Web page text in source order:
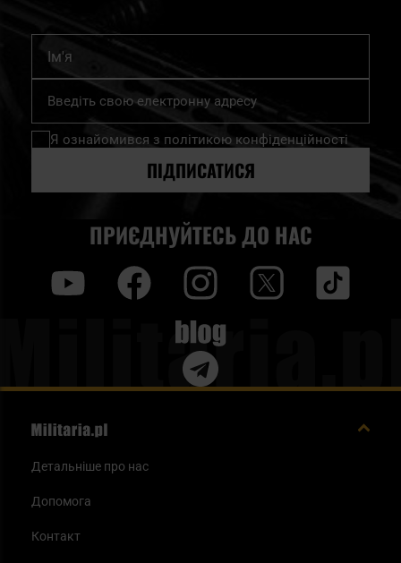
Підпишіться
нашу
розсилку
Я ознайомився з політикою конфіденційності
ПІДПИСАТИСЯ
ПРИЄДНУЙТЕСЬ ДО НАС
Blog
Детальніше про нас
Допомога
Контакт